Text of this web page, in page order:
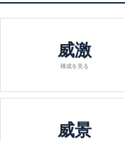
威激
構成を見る
威景